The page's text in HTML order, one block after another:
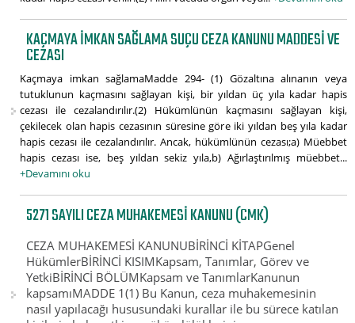
KAÇMAYA IMKAN SAĞLAMA SUÇU CEZA KANUNU MADDESI VE
CEZASI
Kaçmaya imkan sağlamaMadde 294- (1) Gözaltına alınanın veya
tutuklunun kaçmasını sağlayan kişi, bir yıldan üç yıla kadar hapis
cezası ile cezalandırılır.(2) Hükümlünün kaçmasını sağlayan kişi,
çekilecek olan hapis cezasının süresine göre iki yıldan beş yıla kadar
hapis cezası ile cezalandırılır. Ancak, hükümlünün cezası;a) Müebbet
hapis cezası ise, beş yıldan sekiz yıla,b) Ağırlaştırılmış müebbet...
+Devamını oku
5271 SAYILI CEZA MUHAKEMESI KANUNU (CMK)
CEZA MUHAKEMESİ KANUNUBİRİNCİ KİTAPGenel
HükümlerBİRİNCİ KISIMKapsam, Tanımlar, Görev ve
YetkiBİRİNCİ BÖLÜMKapsam ve TanımlarKanunun
kapsamıMADDE 1(1) Bu Kanun, ceza muhakemesinin
nasıl yapılacağı hususundaki kurallar ile bu sürece katılan